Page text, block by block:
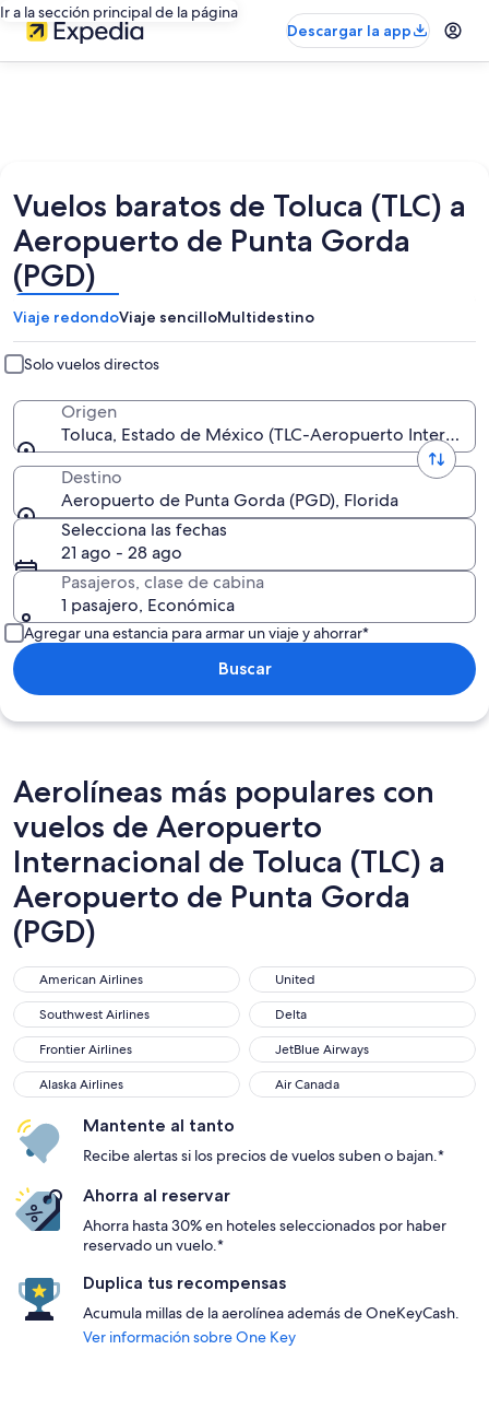
Ir a la sección principal de la página
Descargar la app
Vuelos baratos de Toluca (TLC) a
Aeropuerto de Punta Gorda
(PGD)
Viaje redondoViaje sencilloMultidestino
Solo vuelos directos
Origen
Toluca, Estado de México (TLC-Aeropuerto
Destino
Aeropuerto de Punta Gorda (PGD), Florida
Selecciona las fechas
21 ago - 28 ago
Pasajeros, clase de cabina
1 pasajero, Económica
Agregar una estancia para armar un viaje y ahorrar*
Buscar
Aerolíneas más populares con
vuelos de Aeropuerto
Internacional de Toluca (TLC) a
Aeropuerto de Punta Gorda
(PGD)
American Airlines
American Airlines United
United
Southwest Airlines
Southwest Airlines Delta
Delta
Frontier Airlines
Frontier Airlines JetBlue Airways
JetBlue Airways
Alaska Airlines
Alaska Airlines Air Canada
Air Canada
Mantente al tanto
Recibe alertas si los precios de vuelos suben o bajan.*
Ahorra al reservar
Ahorra hasta 30% en hoteles seleccionados por haber
reservado un vuelo.*
Duplica tus recompensas
Acumula millas de la aerolínea además de OneKeyCash.
Ver información sobre One Key